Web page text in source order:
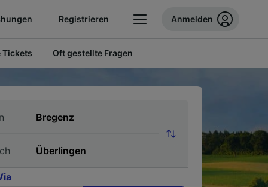
Registrieren Anmelden
Tickets Oft gestellte Fragen